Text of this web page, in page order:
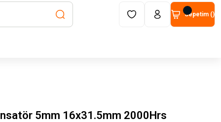
Sepetim ()
5mm 16x31.5mm 2000Hrs